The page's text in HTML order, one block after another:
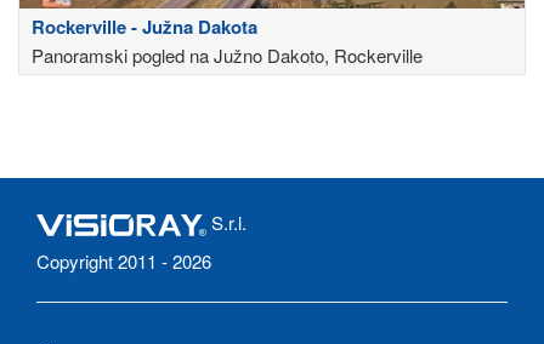
Rockerville - Južna Dakota
Panoramski pogled na Južno Dakoto, Rockerville
S.r.l.
Copyright 2011 - 2026